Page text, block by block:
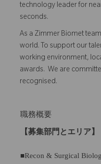
technology leader for
seconds.
As a Zimmer Biomet
world. To support our
working environment,
awards. We are
recognised.
職務概要
【募集部門とエリア】
■Recon & Surgical